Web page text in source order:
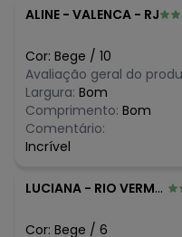
algum dia do mês, para
julho/2026
junho/2026
maio/2026
abril/2026
março/2026
fevereiro/2026
ALINE - VALENCA - RJ
Cor: Bege / 10
Avaliação geral do
Largura: Bom
Comprimento: Bom
Comentário:
Incrível
LUCIANA - RIO VERMELHO - MG
Cor: Bege / 6